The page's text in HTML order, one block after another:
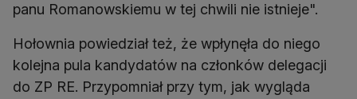
panu Romanowskiemu w tej chwili nie istnieje".
Hołownia powiedział też, że wpłynęła do niego
kolejna pula kandydatów na członków delegacji
do ZP RE. Przypomniał przy tym, jak wygląda